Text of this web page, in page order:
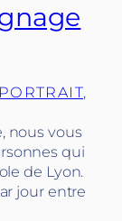
PORTRAIT
nous vous
qui
de Lyon.
jour entre